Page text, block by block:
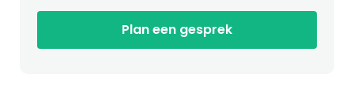
Plan een gesprek